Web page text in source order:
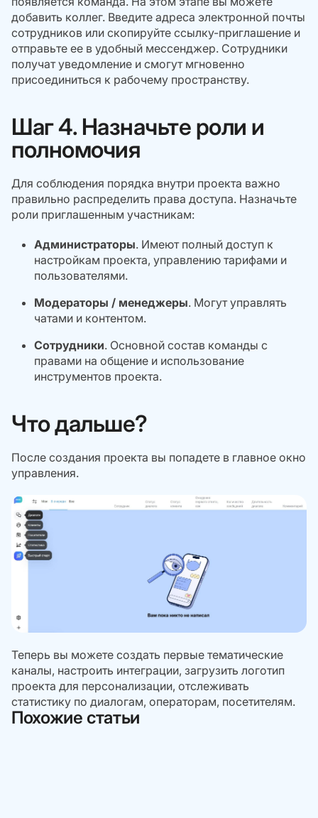
добавить коллег. Введите адреса электронной почты
сотрудников или скопируйте ссылку-приглашение и
отправьте ее в удобный мессенджер. Сотрудники
получат уведомление и смогут мгновенно
присоединиться к рабочему пространству.
Шаг 4. Назначьте роли и
полномочия
Для соблюдения порядка внутри проекта важно
правильно распределить права доступа. Назначьте
роли приглашенным участникам:
Администраторы. Имеют полный доступ к
настройкам проекта, управлению тарифами и
пользователями.
Модераторы / менеджеры. Могут управлять
чатами и контентом.
Сотрудники. Основной состав команды с
правами на общение и использование
инструментов проекта.
Что дальше?
После создания проекта вы попадете в главное окно
управления.
Теперь вы можете создать первые тематические
каналы, настроить интеграции, загрузить логотип
проекта для персонализации, отслеживать
статистику по диалогам, операторам, посетителям.
Похожие статьи